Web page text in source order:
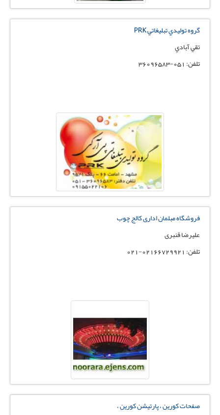
گروه توليدي تبليغاتي PRK
تقي آبادي
تلفن: 051-36096583
فروشگاه مبلمان اداری کالج چوب
علیرضا قنبری
تلفن: ۰۲۱۶۶۷۲۹۹۲۱-۰۲۱
صفحات کورین ، پارتیشن کورین ،